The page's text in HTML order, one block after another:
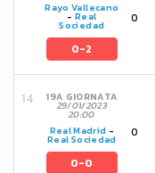
Rayo Vallecano
- Real
Sociedad
0-2
0
19A GIORNATA
29/01/2023
20:00
Real Madrid -
Real Sociedad
0-0
0